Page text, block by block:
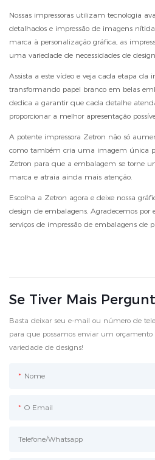
Nossas impressoras utilizam tecnologia
detalhados e impressão de imagens
marca à personalização gráfica, as
uma variedade de necessidades de
Assista a este vídeo e veja cada etapa da
transformando papel branco em belas
dedica a garantir que cada detalhe
proporcionar a melhor apresentação
A potente impressora Zetron não só
como também cria uma imagem única
Zetron para que a embalagem se torne
marca e atraia ainda mais atenção.
Escolha a Zetron agora e deixe nossa
design de embalagens. Agradecemos por
serviços de impressão de embalagens de
Se Tiver Mais
Basta deixar seu e-mail ou número de
para que possamos enviar um
variedade de designs!
Nome
O Email
Telefone/whatsapp